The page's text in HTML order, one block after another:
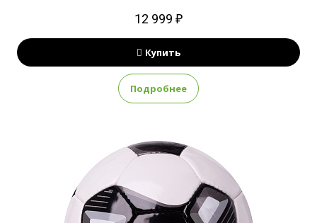
12 999 ₽
Купить
Подробнее